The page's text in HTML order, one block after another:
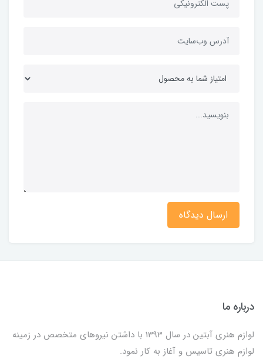
ارسال دیدگاه
درباره ما
لوازم هنری آبتین در سال 1393 با داشتن نیروهای متخصص در زمینه
لوازم هنری تاسیس و آغاز به کار نمود.